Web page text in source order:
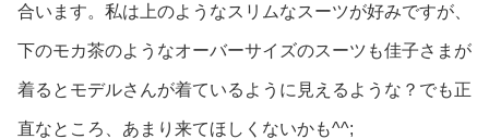
合います。私は上のようなスリムなスーツが好みですが、
下のモカ茶のようなオーバーサイズのスーツも佳子さまが
着るとモデルさんが着ているように見えるような？でも正
直なところ、あまり来てほしくないかも^^;